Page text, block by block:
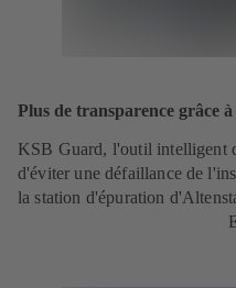
Plus de transparence grâce
KSB Guard, l'outil intelligent
d'éviter une défaillance de
la station d'épuration